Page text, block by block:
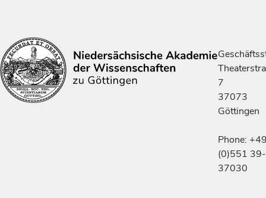
7
37073
Göttingen
Phone:
(0)551 39-
37030